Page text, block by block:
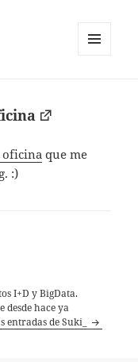
oficina que me
:)
I+D y BigData.
desde hace ya
entradas de Suki_